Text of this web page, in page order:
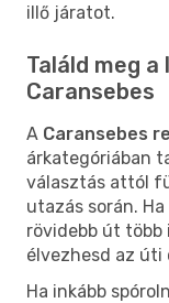
illő járatot.
Találd meg
Caransebes
A Caransebes
árkategóriában
választás attól
utazás során.
rövidebb út több
élvezhesd az úti
Ha inkább